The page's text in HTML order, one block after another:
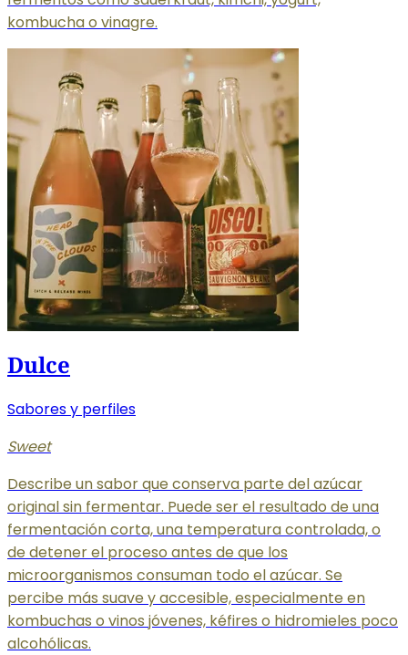
kombucha o vinagre.
Dulce
Sabores y perfiles
Sweet
Describe un sabor que conserva parte del azúcar
original sin fermentar. Puede ser el resultado de una
fermentación corta, una temperatura controlada, o
de detener el proceso antes de que los
microorganismos consuman todo el azúcar. Se
percibe más suave y accesible, especialmente en
kombuchas o vinos jóvenes, kéfires o hidromieles poco
alcohólicas.